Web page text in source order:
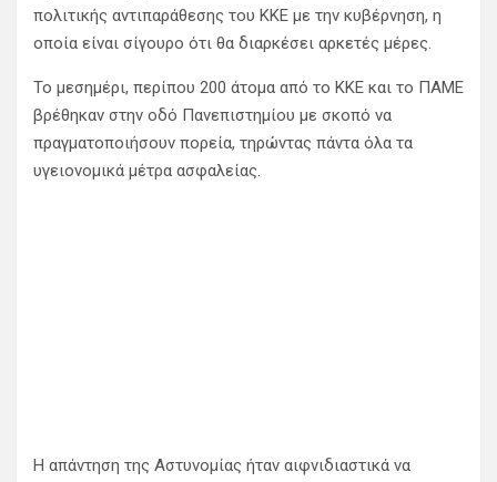
πολιτικής αντιπαράθεσης του ΚΚΕ με την κυβέρνηση, η
οποία είναι σίγουρο ότι θα διαρκέσει αρκετές μέρες.
Το μεσημέρι, περίπου 200 άτομα από το ΚΚΕ και το ΠΑΜΕ
βρέθηκαν στην οδό Πανεπιστημίου με σκοπό να
πραγματοποιήσουν πορεία, τηρώντας πάντα όλα τα
υγειονομικά μέτρα ασφαλείας.
Η απάντηση της Αστυνομίας ήταν αιφνιδιαστικά να